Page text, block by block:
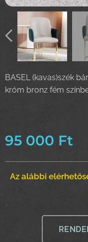
BASEL (kavas)szék
króm bronz fém
95 000 Ft
Az alábbi